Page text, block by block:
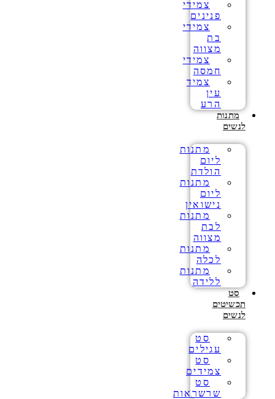
צמידי
פנינים
צמידי
בת
מצווה
צמידי
חמסה
צמיד
עין
הרע
מתנות
לנשים
מתנות
ליום
הולדת
מתנות
ליום
נישואין
מתנות
לבת
מצווה
מתנות
לכלה
מתנות
ללידה
סט
תכשיטים
לנשים
סט
עגילים
סט
צמידים
סט
שרשראות